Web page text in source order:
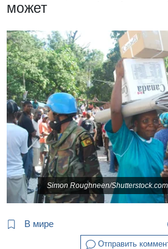
может
Simon Roughneen/
В мире
Отправить